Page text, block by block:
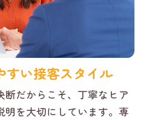
すい接客スタイル
だからこそ、丁寧なヒア
明を大切にしています。専